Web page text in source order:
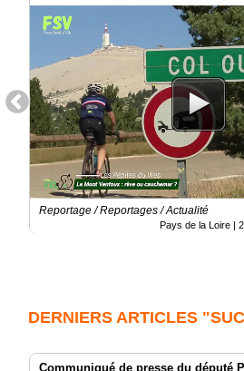
Reportage / Reportages / Actualité
Pays de la Loire |
DERNIERS ARTICLES
Communiqué de presse du député